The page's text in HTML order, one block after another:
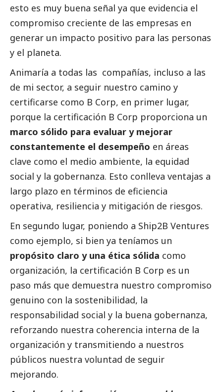
esto es muy buena señal ya que evidencia el
compromiso creciente de las empresas en
generar un impacto positivo para las personas
y el planeta.
Animaría a todas las compañías, incluso a las
de mi sector, a seguir nuestro camino y
certificarse como B Corp, en primer lugar,
porque la certificación B Corp proporciona un
marco sólido para evaluar y mejorar
constantemente el desempeño en áreas
clave como el medio ambiente, la equidad
social y la gobernanza. Esto conlleva ventajas a
largo plazo en términos de eficiencia
operativa, resiliencia y mitigación de riesgos.
En segundo lugar, poniendo a Ship2B Ventures
como ejemplo, si bien ya teníamos un
propósito claro y una ética sólida como
organización, la certificación B Corp es un
paso más que demuestra nuestro compromiso
genuino con la sostenibilidad, la
responsabilidad social y la buena gobernanza,
reforzando nuestra coherencia interna de la
organización y transmitiendo a nuestros
públicos nuestra voluntad de seguir
mejorando.